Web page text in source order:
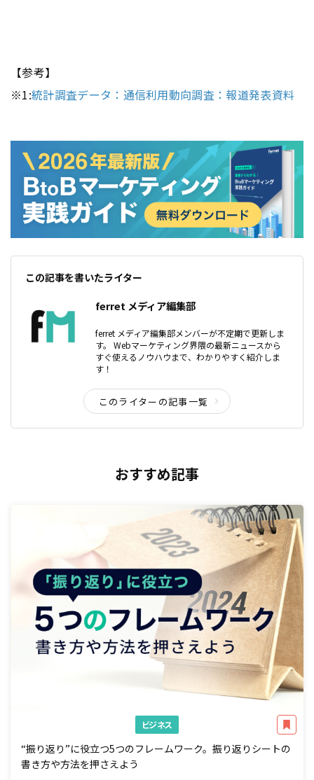
【参考】
※1:統計調査データ：通信利用動向調査：報道発表資料
この記事を書いたライター
ferret メディア編集部
ferret メディア編集部メンバーが不定期で更新しま
す。 Webマーケティング界隈の最新ニュースから
すぐ使えるノウハウまで、わかりやすく紹介しま
す！
このライターの記事一覧
おすすめ記事
ビジネス
“振り返り”に役立つ5つのフレームワーク。振り返りシートの
書き方や方法を押さえよう